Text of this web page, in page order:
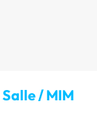
/ MIM